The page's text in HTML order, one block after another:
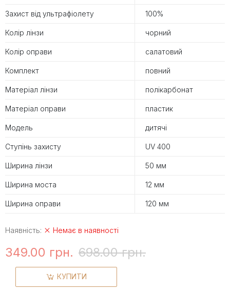
Захист від ультрафіолету 100%
Колір лінзи чорний
Колір оправи салатовий
Комплект повний
Матеріал лінзи полікарбонат
Матеріал оправи пластик
Модель дитячі
Ступінь захисту UV 400
Ширина лінзи 50 мм
Ширина моста 12 мм
Ширина оправи 120 мм
Наявність: Немає в наявності
349.00 грн. 698.00 грн.
КУПИТИ